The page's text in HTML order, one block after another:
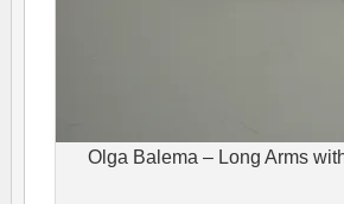
Olga Balema – Long Arms